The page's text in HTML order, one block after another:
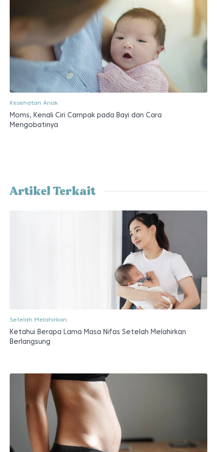
Kesehatan Anak
Moms, Kenali Ciri Campak pada Bayi dan Cara
Mengobatinya
Artikel Terkait
Setelah Melahirkan
Ketahui Berapa Lama Masa Nifas Setelah Melahirkan
Berlangsung